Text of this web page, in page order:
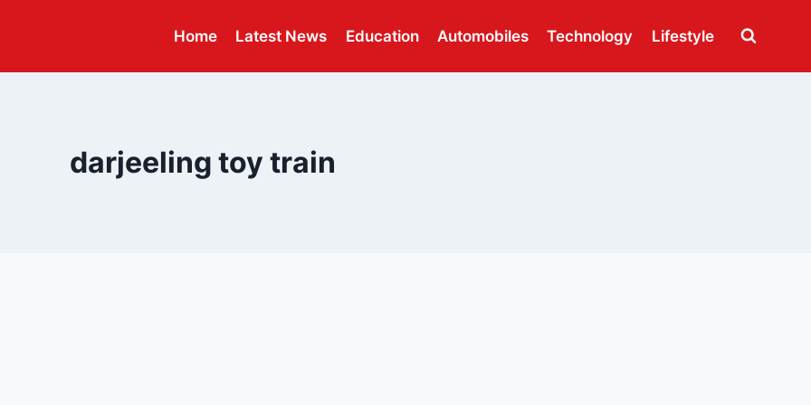
Home Latest News Education Automobiles Technology Lifestyle
darjeeling toy train